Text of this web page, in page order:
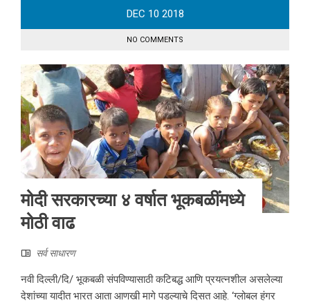
DEC 10 2018
NO COMMENTS
मोदी सरकारच्या ४ वर्षात भूकबळींमध्ये
मोठी वाढ
सर्व साधारण
नवी दिल्ली/दि/ भूकबळी संपविण्यासाठी कटिबद्ध आणि प्रयत्नशील असलेल्या
देशांच्या यादीत भारत आता आणखी मागे पडल्याचे दिसत आहे. ‘ग्लोबल हंगर